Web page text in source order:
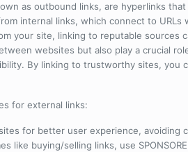
as outbound links, are hyperlinks
internal links, which connect to
your site, linking to reputable sources
websites but also play a crucial
By linking to trustworthy sites, you
for external links:
for better user experience, avoiding
like buying/selling links, use